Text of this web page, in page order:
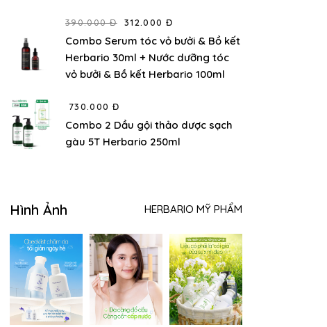
390.000 Đ 312.000 Đ
Combo Serum tóc vỏ bưởi & Bồ kết
Herbario 30ml + Nước dưỡng tóc
vỏ bưởi & Bồ kết Herbario 100ml
730.000 Đ
Combo 2 Dầu gội thảo dược sạch
gàu 5T Herbario 250ml
Hình Ảnh HERBARIO MỸ PHẨM